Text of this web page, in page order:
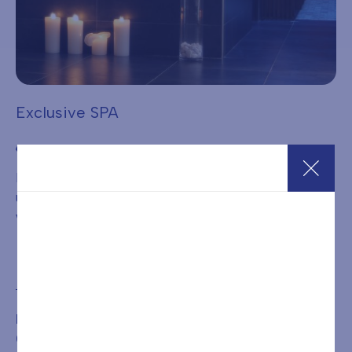
Exclusive SPA
€150,00
Exclusive SPA: immersione nel totale relax con la SPA ad
uso esclusivo, una soluzione pensata per chi desidera
vivere il wellness in una forma più riservata.
È NECESSARIA LA PRENOTAZIONE DEL TRATTAMENTO
O DEL PERCORSO ACQUISTATO CHIAMANDO IL